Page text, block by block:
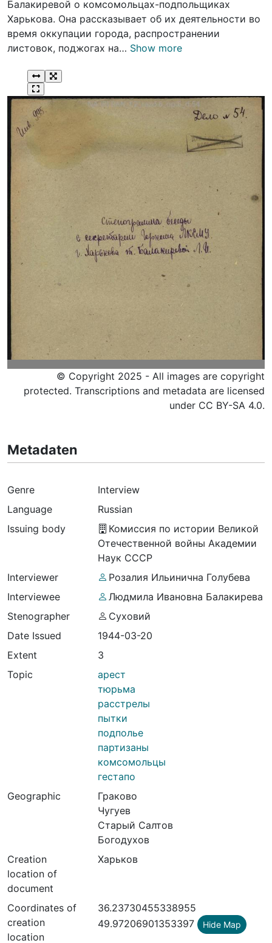
Балакиревой о комсомольцах-подпольщиках
Харькова. Она рассказывает об их деятельности во
время оккупации города, распространении
листовок, поджогах на… Show more
© Copyright 2025 - All images are copyright
protected. Transcriptions and metadata are licensed
under CC BY-SA 4.0.
Metadaten
Genre
Interview
Language
Russian
Issuing body
Комиссия по истории Великой
Отечественной войны Академии
Наук СССР
Interviewer
Розалия Ильинична Голубева
Interviewee
Людмила Ивановна Балакирева
Stenographer
Суховий
Date Issued
1944-03-20
Extent
3
Topic
арест
тюрьма
расстрелы
пытки
подполье
партизаны
комсомольцы
гестапо
Geographic
Граково
Чугуев
Старый Салтов
Богодухов
Creation
location of
document
Харьков
Coordinates of
creation
location
36.23730455338955
49.97206901353397 Hide Map